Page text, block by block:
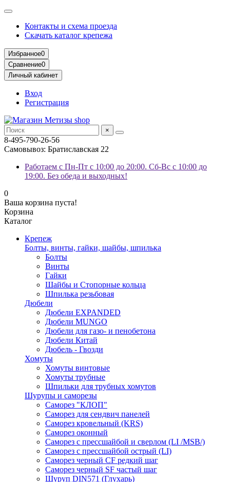
Контакты и схема проезда
Скачать каталог крепежа
Избранное0
Сравнение0
Личный кабинет
Вход
Регистрация
×
8-495-790-26-56
Самовывоз: Братиславская 22
Работаем с Пн-Пт с 10:00 до 20:00. Сб-Вс с 10:00 до
19:00. Без обеда и выходных!
0
Ваша корзина пуста!
Корзина
Каталог
Крепеж
Болты, винты, гайки, шайбы, шпилька
Болты
Винты
Гайки
Шайбы и Стопорные кольца
Шпилька резьбовая
Дюбели
Дюбели EXPANDED
Дюбели MUNGO
Дюбели для газо- и пенобетона
Дюбели Китай
Дюбель - Гвозди
Хомуты
Хомуты винтовые
Хомуты трубные
Шпильки для трубных хомутов
Шурупы и саморезы
Саморез "КЛОП"
Саморез для сендвич панелей
Саморез кровельный (KRS)
Саморез оконный
Саморез с прессшайбой и сверлом (LI /MSB/)
Саморез с прессшайбой острый (LI)
Саморез черный CF редкий шаг
Саморез черный SF частый шаг
Шуруп DIN571 (Глухарь)